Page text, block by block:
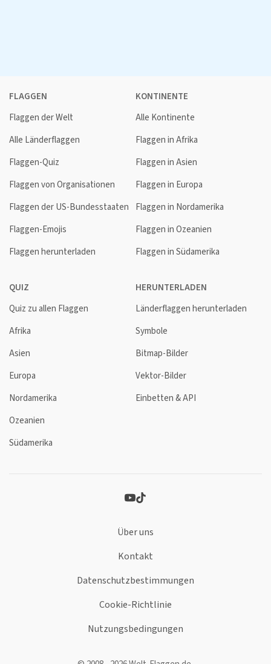
FLAGGEN
Flaggen der Welt
Alle Länderflaggen
Flaggen-Quiz
Flaggen von Organisationen
Flaggen der US-Bundesstaaten
Flaggen-Emojis
Flaggen herunterladen
KONTINENTE
Alle Kontinente
Flaggen in Afrika
Flaggen in Asien
Flaggen in Europa
Flaggen in Nordamerika
Flaggen in Ozeanien
Flaggen in Südamerika
QUIZ
Quiz zu allen Flaggen
Afrika
Asien
Europa
Nordamerika
Ozeanien
Südamerika
HERUNTERLADEN
Länderflaggen herunterladen
Symbole
Bitmap-Bilder
Vektor-Bilder
Einbetten & API
Über uns
Kontakt
Datenschutzbestimmungen
Cookie-Richtlinie
Nutzungsbedingungen